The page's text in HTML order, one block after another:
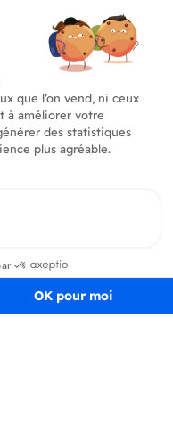
Contactez-nous
+33 (0)4 90 91 20 80